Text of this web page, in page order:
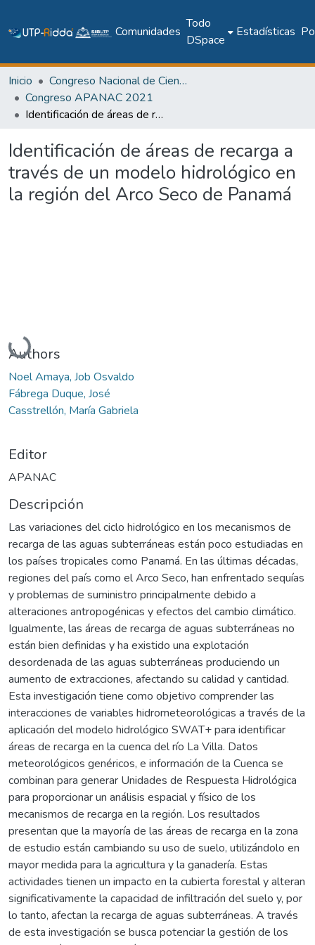
Comunidades
Todo
DSpace
Estadísticas
Inicio
Congreso Nacional de Ciencia y Tecnología – APANAC
Congreso APANAC 2021
Identificación de áreas de recarga a través de un modelo hidrológico en la región del Arco Seco de Panamá
Identificación de áreas de recarga a
través de un modelo hidrológico en
la región del Arco Seco de Panamá
Cargando...
Authors
Noel Amaya, Job Osvaldo
Fábrega Duque, José
Casstrellón, María Gabriela
Editor
APANAC
Descripción
Las variaciones del ciclo hidrológico en los mecanismos de
recarga de las aguas subterráneas están poco estudiadas en
los países tropicales como Panamá. En las últimas décadas,
regiones del país como el Arco Seco, han enfrentado sequías
y problemas de suministro principalmente debido a
alteraciones antropogénicas y efectos del cambio climático.
Igualmente, las áreas de recarga de aguas subterráneas no
están bien definidas y ha existido una explotación
desordenada de las aguas subterráneas produciendo un
aumento de extracciones, afectando su calidad y cantidad.
Esta investigación tiene como objetivo comprender las
interacciones de variables hidrometeorológicas a través de la
aplicación del modelo hidrológico SWAT+ para identificar
áreas de recarga en la cuenca del río La Villa. Datos
meteorológicos genéricos, e información de la Cuenca se
combinan para generar Unidades de Respuesta Hidrológica
para proporcionar un análisis espacial y físico de los
mecanismos de recarga en la región. Los resultados
presentan que la mayoría de las áreas de recarga en la zona
de estudio están cambiando su uso de suelo, utilizándolo en
mayor medida para la agricultura y la ganadería. Estas
actividades tienen un impacto en la cubierta forestal y alteran
significativamente la capacidad de infiltración del suelo y, por
lo tanto, afectan la recarga de aguas subterráneas. A través
de esta investigación se busca potenciar la gestión de los